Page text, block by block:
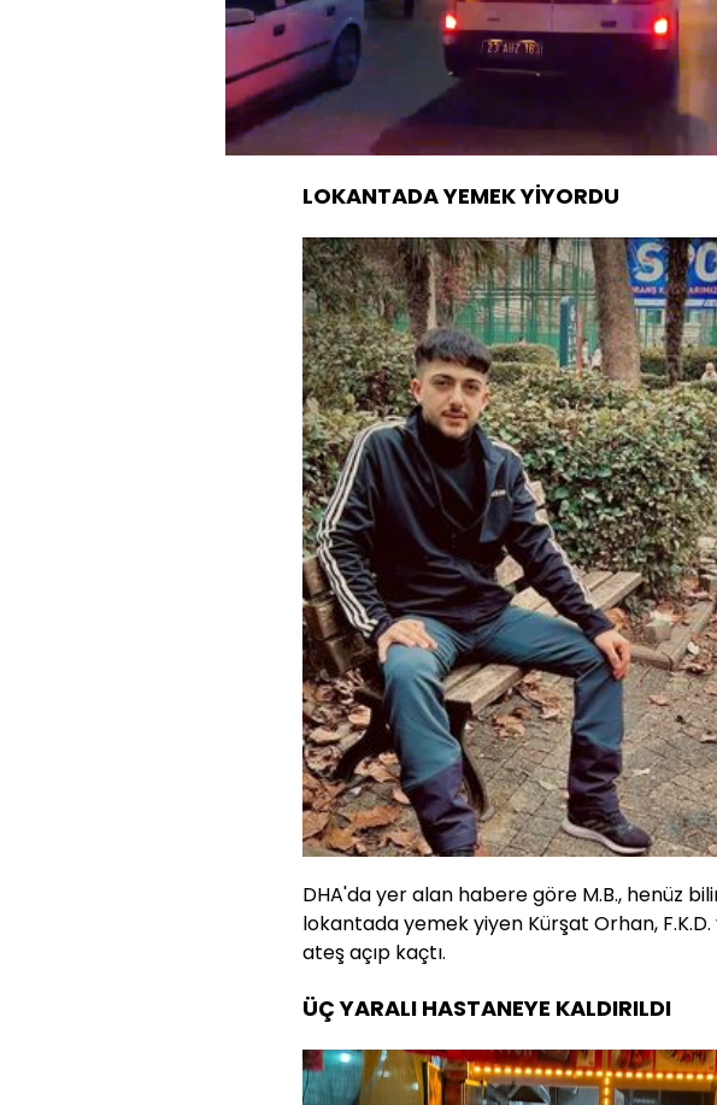
Aç
30.16%
LOKANTADA YEMEK YİYORDU
DHA'da yer alan habere göre M.B., henüz
lokantada yemek yiyen Kürşat Orhan,
ateş açıp kaçtı.
ÜÇ YARALI HASTANEYE KALDIRILDI